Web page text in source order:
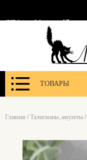
СПб, ул. Марата 12
ТОВАРЫ
Главная / Талисманы, амулеты /